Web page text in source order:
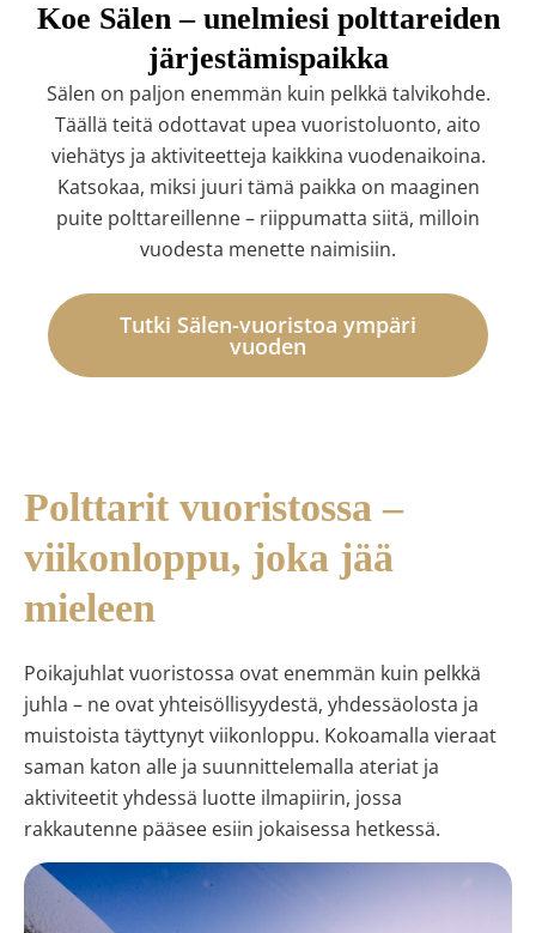
Koe Sälen – unelmiesi polttareiden
järjestämispaikka
Sälen on paljon enemmän kuin pelkkä talvikohde.
Täällä teitä odottavat upea vuoristoluonto, aito
viehätys ja aktiviteetteja kaikkina vuodenaikoina.
Katsokaa, miksi juuri tämä paikka on maaginen
puite polttareillenne – riippumatta siitä, milloin
vuodesta menette naimisiin.
Tutki Sälen-vuoristoa ympäri
vuoden
Polttarit vuoristossa –
viikonloppu, joka jää
mieleen
Poikajuhlat vuoristossa ovat enemmän kuin pelkkä
juhla – ne ovat yhteisöllisyydestä, yhdessäolosta ja
muistoista täyttynyt viikonloppu. Kokoamalla vieraat
saman katon alle ja suunnittelemalla ateriat ja
aktiviteetit yhdessä luotte ilmapiirin, jossa
rakkautenne pääsee esiin jokaisessa hetkessä.